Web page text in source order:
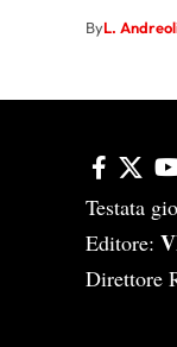
ByL.
Testata
Editore:
Direttore